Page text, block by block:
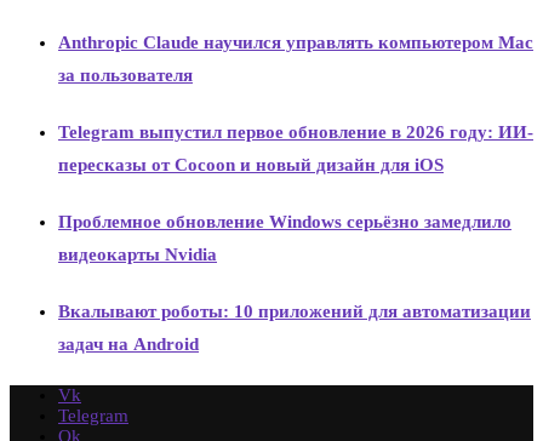
Anthropic Claude научился управлять компьютером Mac
за пользователя
Telegram выпустил первое обновление в 2026 году: ИИ-
пересказы от Cocoon и новый дизайн для iOS
Проблемное обновление Windows серьёзно замедлило
видеокарты Nvidia
Вкалывают роботы: 10 приложений для автоматизации
задач на Android
Vk
Telegram
Ok